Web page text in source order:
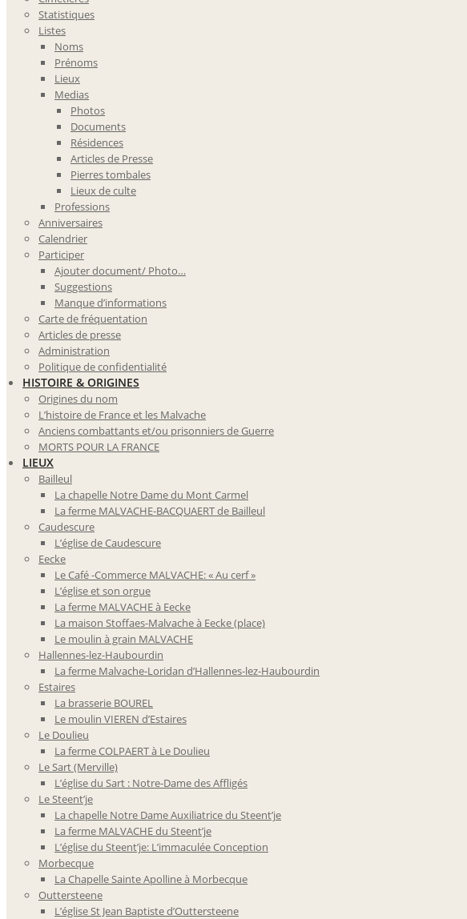
Statistiques
Listes
Noms
Prénoms
Lieux
Medias
Photos
Documents
Résidences
Articles de Presse
Pierres tombales
Lieux de culte
Professions
Anniversaires
Calendrier
Participer
Ajouter document/ Photo…
Suggestions
Manque d’informations
Carte de fréquentation
Articles de presse
Administration
Politique de confidentialité
HISTOIRE & ORIGINES
Origines du nom
L’histoire de France et les Malvache
Anciens combattants et/ou prisonniers de Guerre
MORTS POUR LA FRANCE
LIEUX
Bailleul
La chapelle Notre Dame du Mont Carmel
La ferme MALVACHE-BACQUAERT de Bailleul
Caudescure
L’église de Caudescure
Eecke
Le Café -Commerce MALVACHE: « Au cerf »
L’église et son orgue
La ferme MALVACHE à Eecke
La maison Stoffaes-Malvache à Eecke (place)
Le moulin à grain MALVACHE
Hallennes-lez-Haubourdin
La ferme Malvache-Loridan d’Hallennes-lez-Haubourdin
Estaires
La brasserie BOUREL
Le moulin VIEREN d’Estaires
Le Doulieu
La ferme COLPAERT à Le Doulieu
Le Sart (Merville)
L’église du Sart : Notre-Dame des Affligés
Le Steent’je
La chapelle Notre Dame Auxiliatrice du Steent’je
La ferme MALVACHE du Steent’je
L’église du Steent’je: L’immaculée Conception
Morbecque
La Chapelle Sainte Apolline à Morbecque
Outtersteene
L’église St Jean Baptiste d’Outtersteene